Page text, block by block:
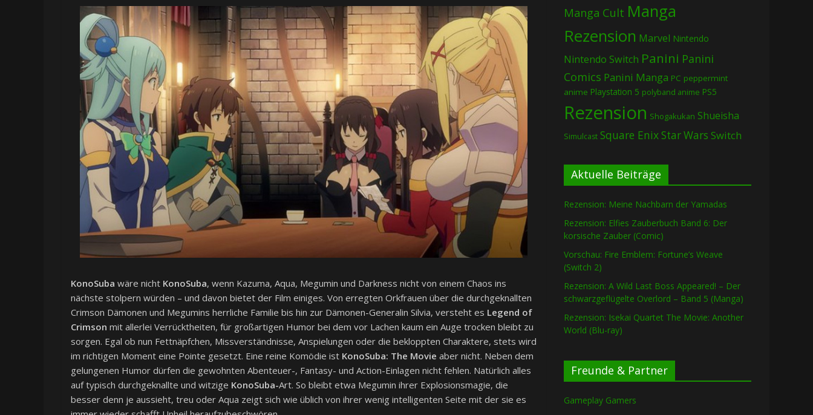
KonoSuba wäre nicht KonoSuba, wenn Kazuma, Aqua, Megumin und Darkness nicht von einem Chaos ins
nächste stolpern würden – und davon bietet der Film einiges. Von erregten Orkfrauen über die durchgeknallten
Crimson Dämonen und Megumins herrliche Familie bis hin zur Dämonen-Generalin Silvia, versteht es Legend of
Crimson mit allerlei Verrücktheiten, für großartigen Humor bei dem vor Lachen kaum ein Auge trocken bleibt zu
sorgen. Egal ob nun Fettnäpfchen, Missverständnisse, Anspielungen oder die bekloppten Charaktere, stets wird
im richtigen Moment eine Pointe gesetzt. Eine reine Komödie ist KonoSuba: The Movie aber nicht. Neben dem
gelungenen Humor dürfen die gewohnten Abenteuer-, Fantasy- und Action-Einlagen nicht fehlen. Natürlich alles
auf typisch durchgeknallte und witzige KonoSuba-Art. So bleibt etwa Megumin ihrer Explosionsmagie, die
besser denn je aussieht, treu oder Aqua zeigt sich wie üblich von ihrer wenig intelligenten Seite mit der sie es
Manga Cult Manga
Rezension Marvel Nintendo
Nintendo Switch Panini Panini
Comics Panini Manga PC peppermint
anime Playstation 5 polyband anime PS5
Rezension Shogakukan Shueisha
Simulcast Square EnixStar Wars Switch
Aktuelle Beiträge
Rezension: Meine Nachbarn der Yamadas
Rezension: Elfies Zauberbuch Band 6: Der
korsische Zauber (Comic)
Vorschau: Fire Emblem: Fortune’s Weave
(Switch 2)
Rezension: A Wild Last Boss Appeared! – Der
schwarzgeflügelte Overlord – Band 5 (Manga)
Rezension: Isekai Quartet The Movie: Another
World (Blu-ray)
Freunde & Partner
Gameplay Gamers